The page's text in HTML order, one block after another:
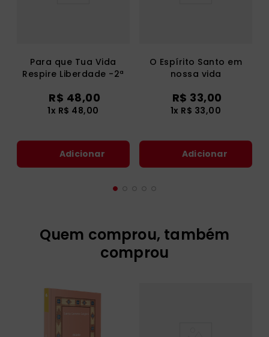
Para que Tua Vida
Respire Liberdade -2ª
R$ 48,00
1x R$ 48,00
Adicionar
O Espírito Santo em
nossa vida
R$ 33,00
1x R$ 33,00
Adicionar
Quem comprou, também
comprou